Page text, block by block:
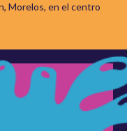
Morelos, en el centro